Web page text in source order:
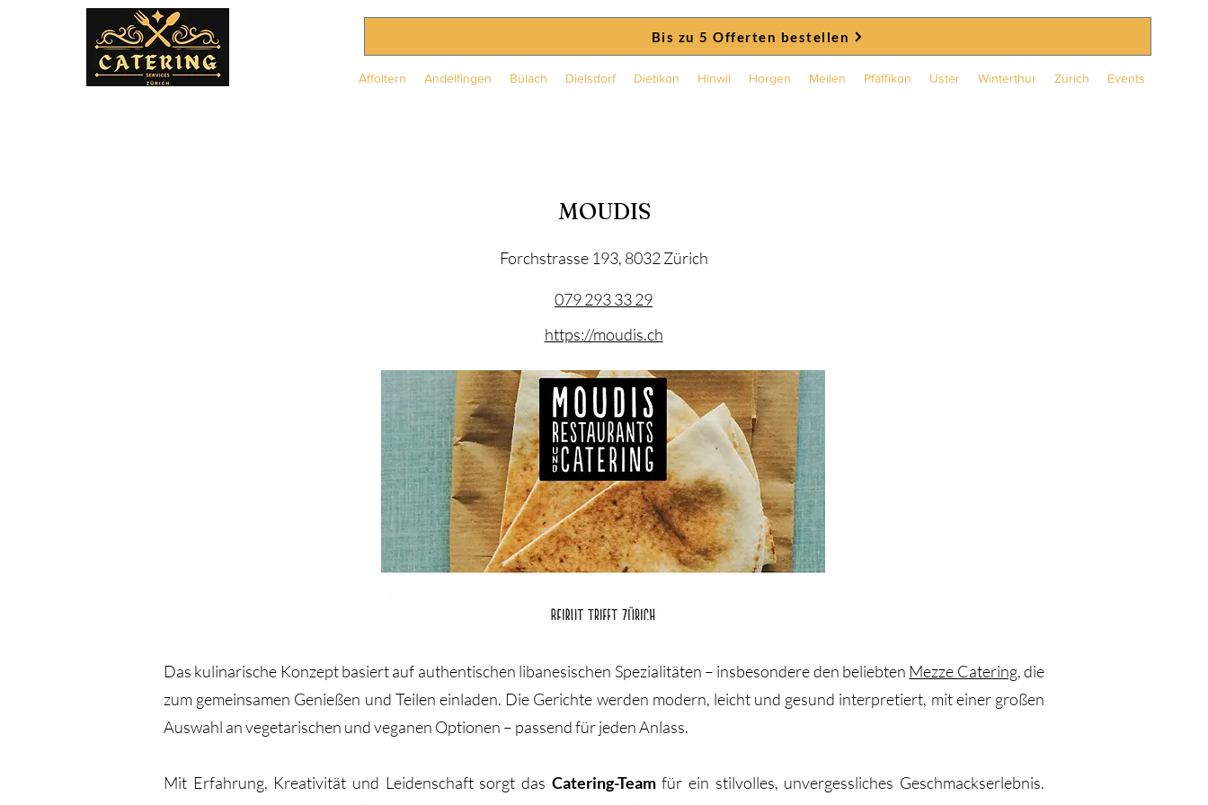
Bis zu 5 Offerten bestellen
Affoltern Andelfingen Bülach Dielsdorf Dietikon Hinwil Horgen Meilen Pfäffikon Uster Winterthur Zürich Events
MOUDIS
Forchstrasse 193, 8032 Zürich
079 293 33 29
https://moudis.ch
Das kulinarische Konzept basiert auf authentischen libanesischen Spezialitäten – insbesondere den beliebten Mezze Catering, die
zum gemeinsamen Genießen und Teilen einladen. Die Gerichte werden modern, leicht und gesund interpretiert, mit einer großen
Auswahl an vegetarischen und veganen Optionen – passend für jeden Anlass.
Mit Erfahrung, Kreativität und Leidenschaft sorgt das Catering-Teamfür ein stilvolles, unvergessliches Geschmackserlebnis.